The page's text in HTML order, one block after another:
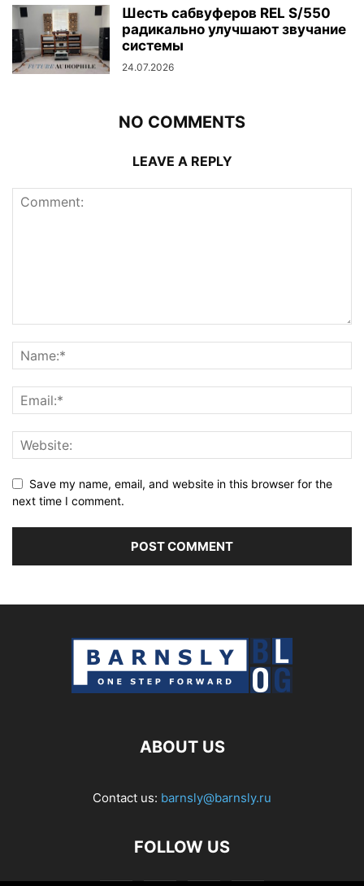
Шесть сабвуферов REL S/550
радикально улучшают звучание
системы
24.07.2026
NO COMMENTS
LEAVE A REPLY
Save my name, email, and website in this browser for the
next time I comment.
ABOUT US
Contact us: barnsly@barnsly.ru
FOLLOW US